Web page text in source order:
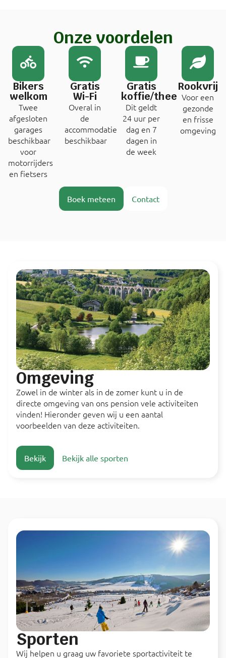
Boek meteen Contact
Onze voordelen
Bikers
welkom
Twee
afgesloten
garages
beschikbaar
voor
motorrijders
en fietsers
Gratis
Wi-Fi
Overal in
de
accommodatie
beschikbaar
Gratis
koffie/thee
Dit geldt
24 uur per
dag en 7
dagen in
de week
Rookvrij
Voor een
gezonde
en frisse
omgeving
Omgeving
Zowel in de winter als in de zomer kunt u in de
directe omgeving van ons pension vele activiteiten
vinden! Hieronder geven wij u een aantal
voorbeelden van deze activiteiten.
Bekijk Bekijk alle sporten
Sporten
Wij helpen u graag uw favoriete sportactiviteit te